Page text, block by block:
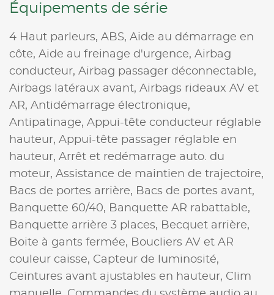
Équipements de série
4 Haut parleurs, ABS, Aide au démarrage en
côte, Aide au freinage d'urgence, Airbag
conducteur, Airbag passager déconnectable,
Airbags latéraux avant, Airbags rideaux AV et
AR, Antidémarrage électronique,
Antipatinage, Appui-tête conducteur réglable
hauteur, Appui-tête passager réglable en
hauteur, Arrêt et redémarrage auto. du
moteur, Assistance de maintien de trajectoire,
Bacs de portes arrière, Bacs de portes avant,
Banquette 60/40, Banquette AR rabattable,
Banquette arrière 3 places, Becquet arrière,
Boite à gants fermée, Boucliers AV et AR
couleur caisse, Capteur de luminosité,
Ceintures avant ajustables en hauteur, Clim